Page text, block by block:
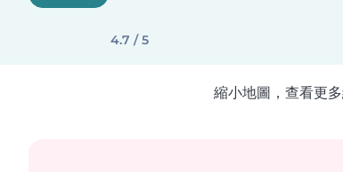
4.7 / 5
縮小地圖，查看更多